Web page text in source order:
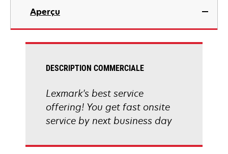
Aperçu
DESCRIPTION COMMERCIALE
Lexmark's best service
offering! You get fast onsite
service by next business day